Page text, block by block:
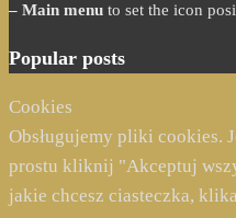
– Main menu to set the icon
Popular posts
Cookies
Obsługujemy pliki cookies.
prostu kliknij "Akceptuj
jakie chcesz ciasteczka,